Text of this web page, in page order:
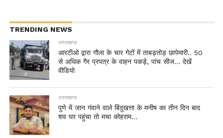
TRENDING NEWS
उत्तराखण्ड
आरटीओ द्वारा गौला के चार गेटों में ताबड़तोड़ छापेमारी.. 50
से अधिक गैर प्रपत्र के वाहन पकड़े, पांच सीज… देखें
वीडियो
उत्तराखण्ड
पुणे में जान गंवाने वाले बिंदुखत्ता के मनीष का तीन दिन बाद
शव घर पहुंचा तो मचा कोहराम…